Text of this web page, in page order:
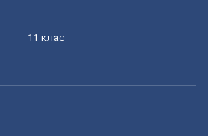
11 клас